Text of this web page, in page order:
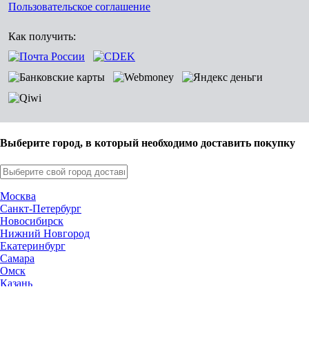
Пользовательское соглашение
Как получить:
Выберите город, в который необходимо доставить покупку
Москва
Санкт-Петербург
Новосибирск
Нижний Новгород
Екатеринбург
Самара
Омск
Казань